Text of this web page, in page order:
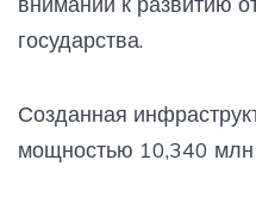
государства.
Созданная
мощностью 10,340 млн